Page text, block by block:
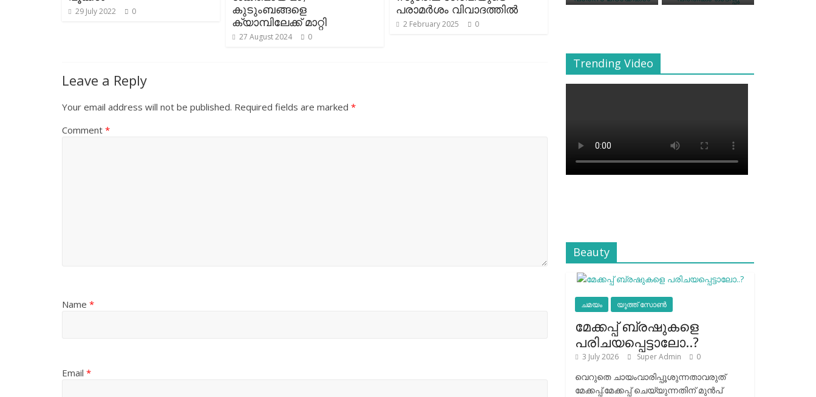
29 July 2022 0
കുടുംബങ്ങളെ
ക്യാമ്പിലേക്ക് മാറ്റി
27 August 2024 0
പരാമര്‍ശം വിവാദത്തില്‍
2 February 2025 0
Leave a Reply
Your email address will not be published. Required fields are marked *
Comment *
Name *
Email *
Trending Video
Beauty
ചമയം യൂത്ത് സോൺ
മേക്കപ്പ് ബ്രഷുകളെ
പരിചയപ്പെട്ടാലോ..?
3 July 2026 Super Admin 0
വെറുതെ ചായംവാരിപ്പൂശുന്നതാവരുത്
മേക്കപ്പ്.മേക്കപ്പ് ചെയ്യുന്നതിന് മുന്‍പ്